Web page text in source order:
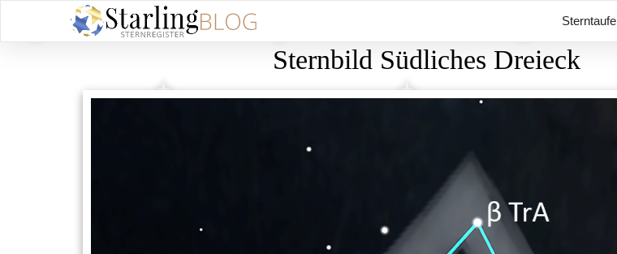
Sterntaufe
Sternbild Südliches Dreieck